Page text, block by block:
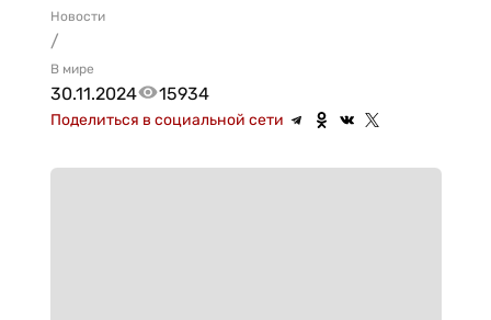
Новости
/
В мире
30.11.2024 15934
Поделиться в социальной сети